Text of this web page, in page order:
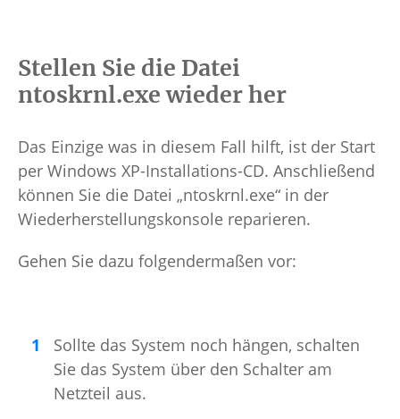
Stellen Sie die Datei
ntoskrnl.exe wieder her
Das Einzige was in diesem Fall hilft, ist der Start
per Windows XP-Installations-CD. Anschließend
können Sie die Datei „ntoskrnl.exe“ in der
Wiederherstellungskonsole reparieren.
Gehen Sie dazu folgendermaßen vor:
Sollte das System noch hängen, schalten
Sie das System über den Schalter am
Netzteil aus.